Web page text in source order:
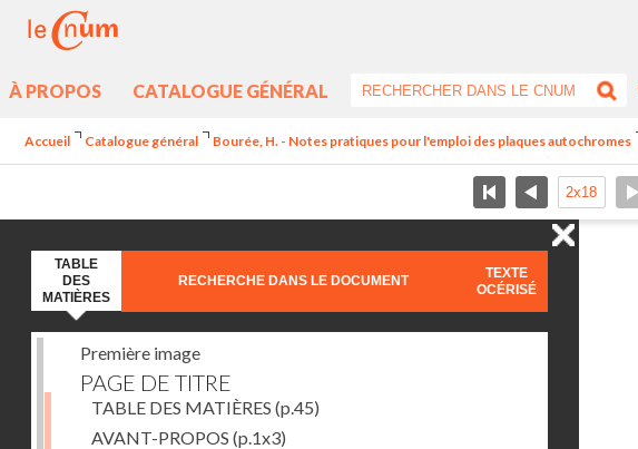
À PROPOS CATALOGUE GÉNÉRAL
Accueil Catalogue général Bourée, H. - Notes pratiques pour l'emploi des plaques autochromes
TABLE
DES
MATIÈRES
RECHERCHE DANS LE DOCUMENT
TEXTE
OCÉRISÉ
Première image
PAGE DE TITRE
TABLE DES MATIÈRES (p.45)
AVANT-PROPOS (p.1x3)